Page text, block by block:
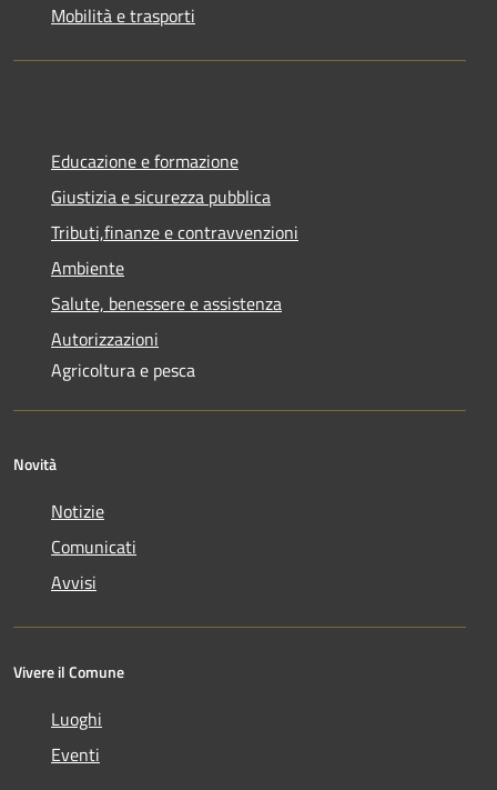
Mobilità e trasporti
Educazione e formazione
Giustizia e sicurezza pubblica
Tributi,finanze e contravvenzioni
Ambiente
Salute, benessere e assistenza
Autorizzazioni
Agricoltura e pesca
Novità
Notizie
Comunicati
Avvisi
Vivere il Comune
Luoghi
Eventi